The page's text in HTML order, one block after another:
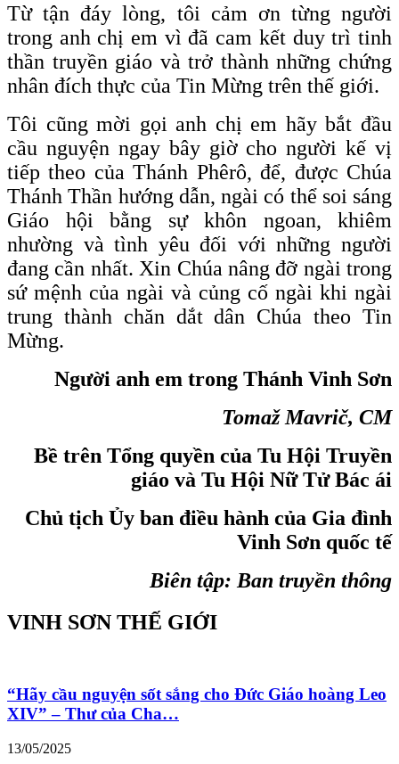
Từ tận đáy lòng, tôi cảm ơn từng người
trong anh chị em vì đã cam kết duy trì tinh
thần truyền giáo và trở thành những chứng
nhân đích thực của Tin Mừng trên thế giới.
Tôi cũng mời gọi anh chị em hãy bắt đầu
cầu nguyện ngay bây giờ cho người kế vị
tiếp theo của Thánh Phêrô, để, được Chúa
Thánh Thần hướng dẫn, ngài có thể soi sáng
Giáo hội bằng sự khôn ngoan, khiêm
nhường và tình yêu đối với những người
đang cần nhất. Xin Chúa nâng đỡ ngài trong
sứ mệnh của ngài và củng cố ngài khi ngài
trung thành chăn dắt dân Chúa theo Tin
Mừng.
Người anh em trong Thánh Vinh Sơn
Tomaž Mavrič, CM
Bề trên Tổng quyền của Tu Hội Truyền
giáo và Tu Hội Nữ Tử Bác ái
Chủ tịch Ủy ban điều hành của Gia đình
Vinh Sơn quốc tế
Biên tập: Ban truyền thông
VINH SƠN THẾ GIỚI
“Hãy cầu nguyện sốt sắng cho Đức Giáo hoàng Leo
XIV” – Thư của Cha…
13/05/2025